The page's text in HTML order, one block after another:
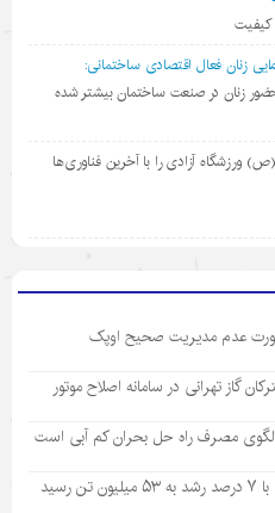
زنان فعال اقتصادی ساختمانی:
حضور زنان در صنعت ساختمان بیشتر شده
ورزشگاه آزادی را با آخرین فناوری‌ها
عدم مدیریت صحیح اوپک
مصرف راه حل بحران کم آبی است